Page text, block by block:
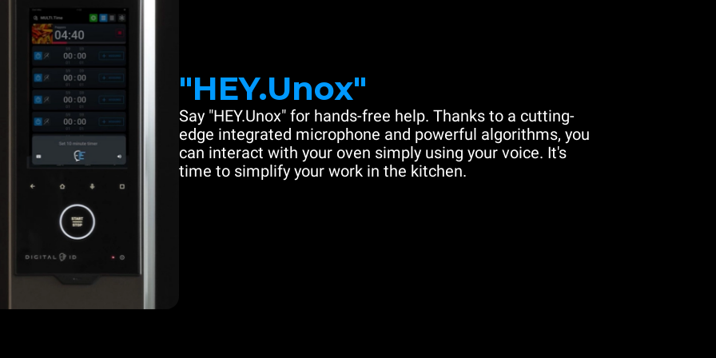
"HEY.Unox"
Say "HEY.Unox" for hands-free help. Thanks to a cutting-
edge integrated microphone and powerful algorithms, you
can interact with your oven simply using your voice. It's
time to simplify your work in the kitchen.